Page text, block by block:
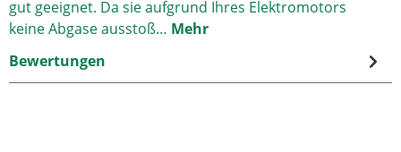
gut geeignet. Da sie aufgrund Ihres Elektromotors
keine Abgase ausstoß… Mehr
Bewertungen